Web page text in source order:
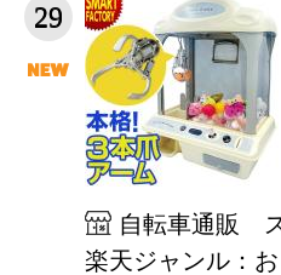
29
自転車通販
楽天ジャンル：